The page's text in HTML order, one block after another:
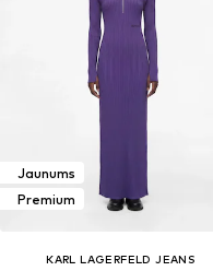
Jaunums
Premium
KARL LAGERFELD JEANS